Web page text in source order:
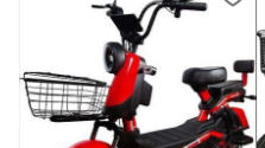
ПОДАРКИ КАЖДОМУ
ПОДБЕРЕМ
ВАШИ НУЖДЫ!